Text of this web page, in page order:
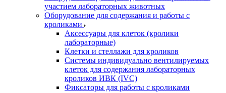
участием лабораторных животных
Оборудование для содержания и работы с
кроликами
Аксессуары для клеток (кролики
лабораторные)
Клетки и стеллажи для кроликов
Системы индивидуально вентилируемых
клеток для содержания лабораторных
кроликов ИВК (IVC)
Фиксаторы для работы с кроликами